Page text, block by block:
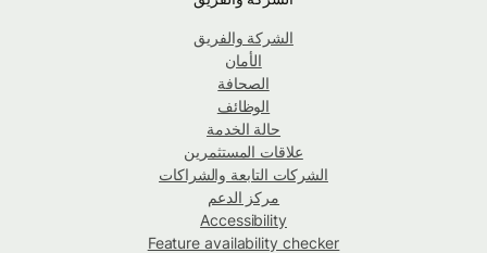
الشركة والفريق
الأمان
الصحافة
الوظائف
حالة الخدمة
علاقات المستثمرين
الشركات التابعة والشراكات
مركز الدعم
Accessibility
Feature availability checker